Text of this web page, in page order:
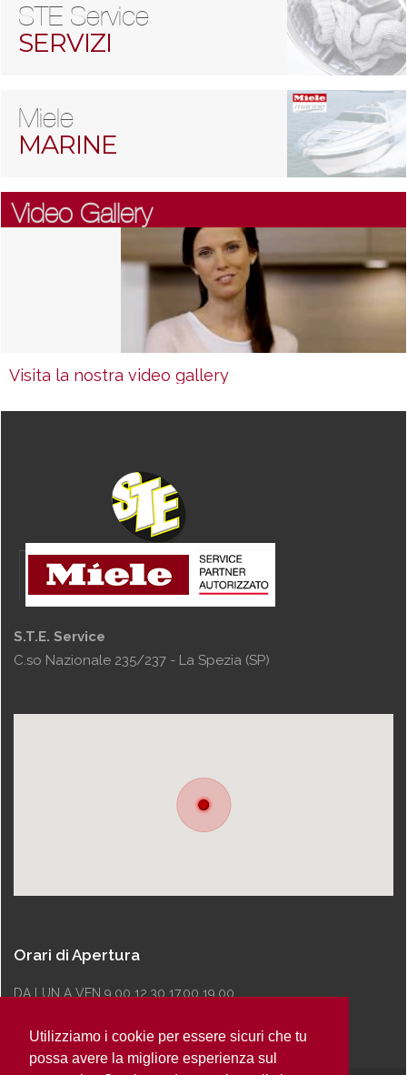
Utilizziamo i cookie per essere sicuri che tu
possa avere la migliore esperienza sul
STE Service
SERVIZI
Miele
MARINE
Video Gallery
Visita la nostra video gallery
S.T.E. Service
C.so Nazionale 235/237 - La Spezia (SP)
Orari di Apertura
DA LUN A VEN 9.00 12.30 17.00 19.00